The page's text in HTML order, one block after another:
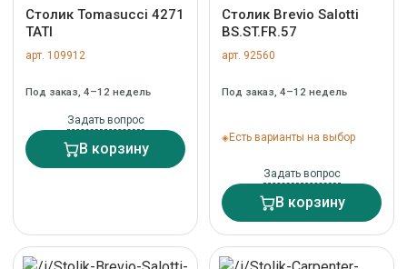
Столик Tomasucci 4271
TATI
арт. 109912
Под заказ, 4–12 недель
Задать вопрос
В корзину
Столик Brevio Salotti
BS.ST.FR.57
арт. 92560
Под заказ, 4–12 недель
Есть варианты на выбор
Задать вопрос
В корзину